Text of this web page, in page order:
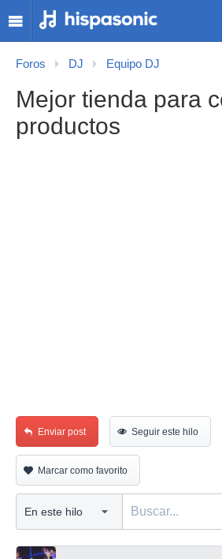
Foros DJ Equipo DJ
Mejor tienda para
productos
Enviar post Seguir este hilo
Marcar como favorito